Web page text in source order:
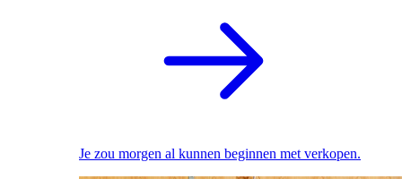
Je zou morgen al kunnen beginnen met verkopen.